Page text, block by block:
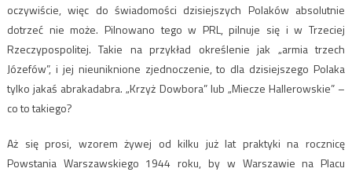
oczywiście, więc do świadomości dzisiejszych Polaków absolutnie
dotrzeć nie może. Pilnowano tego w PRL, pilnuje się i w Trzeciej
Rzeczypospolitej. Takie na przykład określenie jak „armia trzech
Józefów”, i jej nieuniknione zjednoczenie, to dla dzisiejszego Polaka
tylko jakaś abrakadabra. „Krzyż Dowbora” lub „Miecze Hallerowskie” –
co to takiego?
Aż się prosi, wzorem żywej od kilku już lat praktyki na rocznicę
Powstania Warszawskiego 1944 roku, by w Warszawie na Placu